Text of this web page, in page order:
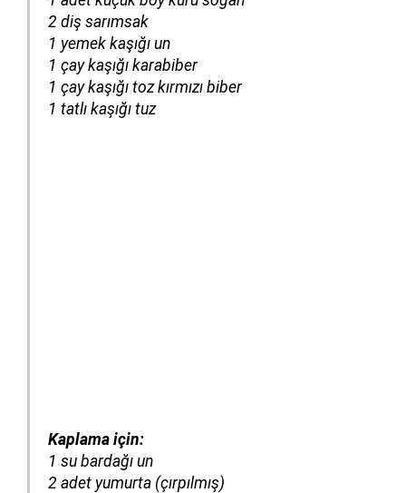
2 diş sarımsak
1 yemek kaşığı un
1 çay kaşığı karabiber
1 çay kaşığı toz kırmızı biber
1 tatlı kaşığı tuz
Kaplama için:
1 su bardağı un
2 adet yumurta (çırpılmış)